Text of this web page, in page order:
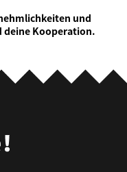
und
deine Kooperation.